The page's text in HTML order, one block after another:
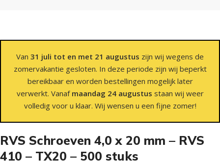
Van 31 juli tot en met 21 augustus zijn wij wegens de
zomervakantie gesloten. In deze periode zijn wij beperkt
bereikbaar en worden bestellingen mogelijk later
verwerkt. Vanaf maandag 24 augustus staan wij weer
volledig voor u klaar. Wij wensen u een fijne zomer!
RVS Schroeven 4,0 x 20 mm – RVS
410 – TX20 – 500 stuks